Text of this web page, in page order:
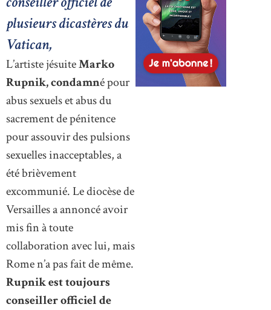
plusieurs dicastères du
Vatican,
L’artiste jésuiteMarko
Rupnik, condamné pour
abus sexuels et abus du
sacrement de pénitence
pour assouvir des pulsions
sexuelles inacceptables, a
été brièvement
excommunié. Le diocèse de
Versailles a annoncé avoir
mis fin à toute
collaboration avec lui, mais
Rome n’a pas fait de même.
Rupnik est toujours
conseiller officiel de